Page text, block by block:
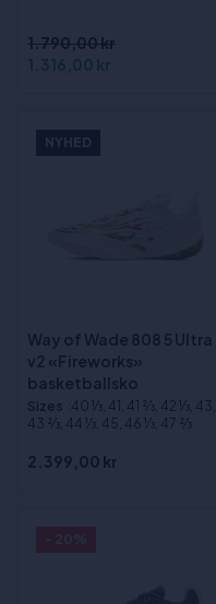
1.790,00 kr
1.316,00 kr
NYHED
Way of Wade 808 5 Ultra
v2 «Fireworks»
basketballsko
Sizes :40 1⁄3, 41, 41 2⁄3, 42 1⁄3, 43,
43 2⁄3, 44 1⁄3, 45, 46 1⁄3, 47 2⁄3
2.399,00 kr